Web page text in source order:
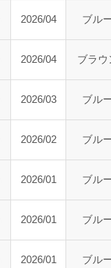
2026/04 ブル
2026/04 ブラウ
2026/03 ブル
2026/02 ブル
2026/01 ブル
2026/01 ブル
2026/01 ブル